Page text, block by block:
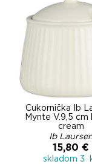
Cukornička Ib
Mynte V.9,5
cream
Ib
15,80 €
skladom 3